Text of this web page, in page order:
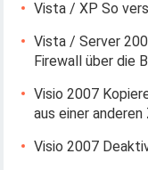
Vista / XP So
Vista / Server
Firewall über die
Visio 2007
aus einer anderen
Visio 2007